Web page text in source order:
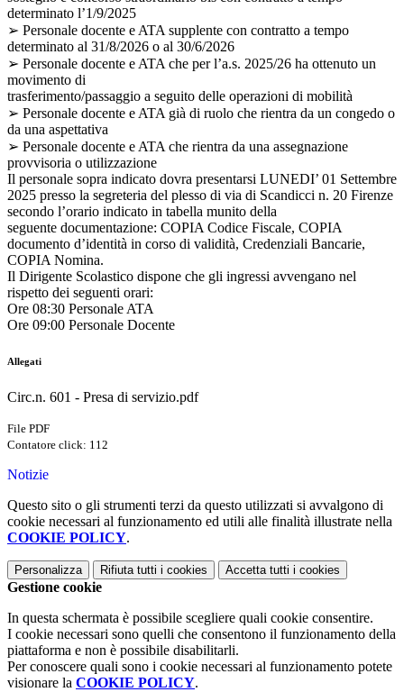
determinato l’1/9/2025
➢ Personale docente e ATA supplente con contratto a tempo
determinato al 31/8/2026 o al 30/6/2026
➢ Personale docente e ATA che per l’a.s. 2025/26 ha ottenuto un
movimento di
trasferimento/passaggio a seguito delle operazioni di mobilità
➢ Personale docente e ATA già di ruolo che rientra da un congedo o
da una aspettativa
➢ Personale docente e ATA che rientra da una assegnazione
provvisoria o utilizzazione
Il personale sopra indicato dovra presentarsi LUNEDI’ 01 Settembre
2025 presso la segreteria del plesso di via di Scandicci n. 20 Firenze
secondo l’orario indicato in tabella munito della
seguente documentazione: COPIA Codice Fiscale, COPIA
documento d’identità in corso di validità, Credenziali Bancarie,
COPIA Nomina.
Il Dirigente Scolastico dispone che gli ingressi avvengano nel
rispetto dei seguenti orari:
Ore 08:30 Personale ATA
Ore 09:00 Personale Docente
Allegati
Circ.n. 601 - Presa di servizio.pdf
File PDF
Contatore click: 112
Notizie
Questo sito o gli strumenti terzi da questo utilizzati si avvalgono di
cookie necessari al funzionamento ed utili alle finalità illustrate nella
COOKIE POLICY.
Personalizza Rifiuta tutti i cookies Accetta tutti i cookies
Gestione cookie
In questa schermata è possibile scegliere quali cookie consentire.
I cookie necessari sono quelli che consentono il funzionamento della
piattaforma e non è possibile disabilitarli.
Per conoscere quali sono i cookie necessari al funzionamento potete
visionare la COOKIE POLICY.